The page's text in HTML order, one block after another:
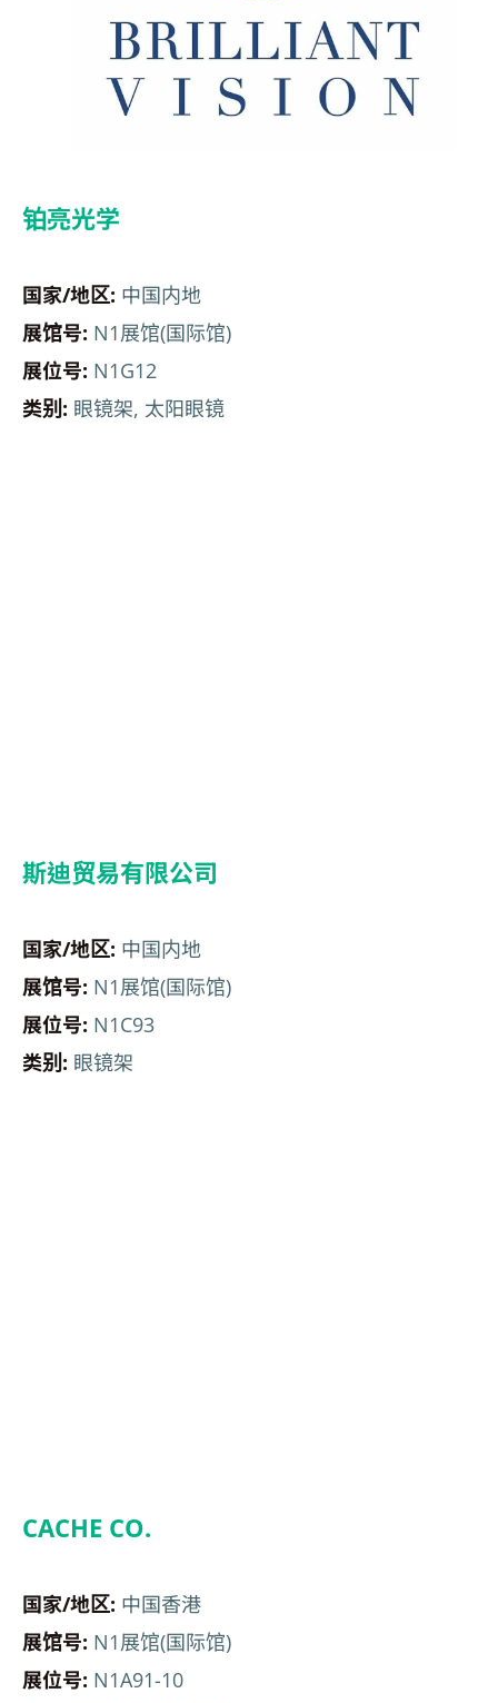
铂亮光学
国家/地区: 中国内地
展馆号: N1展馆(国际馆)
展位号: N1G12
类别: 眼镜架, 太阳眼镜
斯迪贸易有限公司
国家/地区: 中国内地
展馆号: N1展馆(国际馆)
展位号: N1C93
类别: 眼镜架
CACHE CO.
国家/地区: 中国香港
展馆号: N1展馆(国际馆)
展位号: N1A91-10